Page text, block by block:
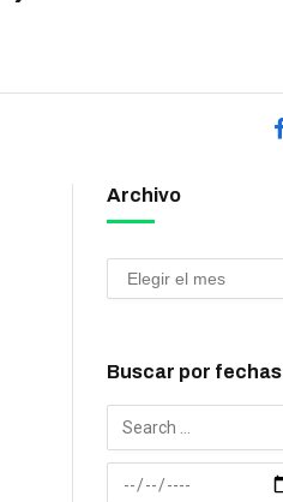
Archivo
Buscar por fechas